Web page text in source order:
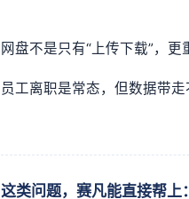
网盘不是只有“上传下载”，更
员工离职是常态，但数据带
这类问题，赛凡能直接帮上